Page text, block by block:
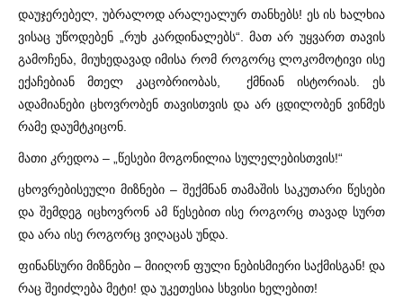
დაუჯერებელ, უბრალოდ არალეალურ თანხებს! ეს ის ხალხია
ვისაც უწოდებენ „რუხ კარდინალებს“. მათ არ უყვართ თავის
გამოჩენა, მიუხედავად იმისა რომ როგორც ლოკომოტივი ისე
ექაჩებიან მთელ კაცობრიობას, ქმნიან ისტორიას. ეს
ადამიანები ცხოვრობენ თავისთვის და არ ცდილობენ ვინმეს
რამე დაუმტკიცონ.
მათი კრედოა – „წესები მოგონილია სულელებისთვის!“
ცხოვრებისეული მიზნები – შექმნან თამაშის საკუთარი წესები
და შემდეგ იცხოვრონ ამ წესებით ისე როგორც თავად სურთ
და არა ისე როგორც ვიღაცას უნდა.
ფინანსური მიზნები – მიიღონ ფული ნებისმიერი საქმისგან! და
რაც შეიძლება მეტი! და უკეთესია სხვისი ხელებით!